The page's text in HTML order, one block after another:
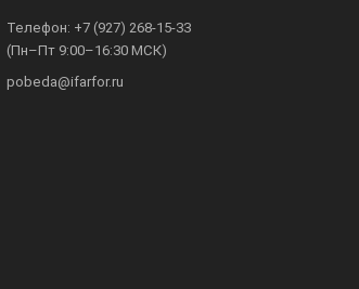
Телефон: +7 (927) 268-15-33
(Пн–Пт 9:00–16:30 МСК)
pobeda@ifarfor.ru